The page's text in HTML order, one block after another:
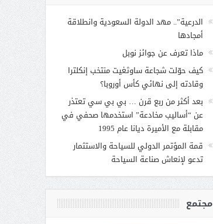
الدرعية”.. مهد الدولة السعودية وانطلاقة
أمجادها
ماذا تعرف عن جوائز نوبل
كيف حوّلت شجاعة ساوثغيت منتخب إنكلترا
وقادته إلى نهائي كأس أوروبا؟
بعد أكثر من ربع قرن … بي بي سي تعتذر
عن “أساليب مخادعة” استخدمها صحفي في
مقابلة مع الأميرة ديانا عام 1995
قمة المؤتمر الدولي للسياحة والاستثمار
تدعو لإنعاش صناعة السياحة
مجتمع